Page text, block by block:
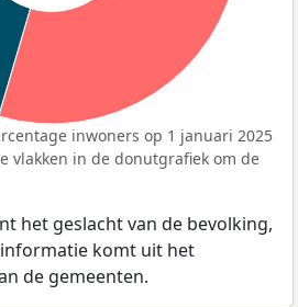
inwoners op 1 januari 2025
vlakken in de donutgrafiek om de
het geslacht van de bevolking,
komt uit het
de gemeenten.